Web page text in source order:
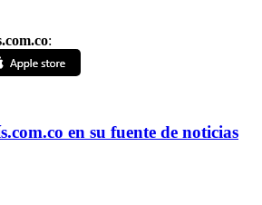
:
.com.co en su fuente de noticias